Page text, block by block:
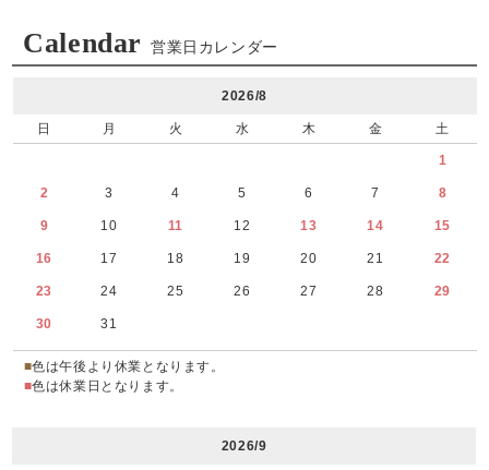
Calendar 営業日カレンダー
2026/8
日 月 火 水 木 金 土
1
2 3 4 5 6 7 8
9 10 11 12 13 14 15
16 17 18 19 20 21 22
23 24 25 26 27 28 29
30 31
■色は午後より休業となります。
■色は休業日となります。
2026/9